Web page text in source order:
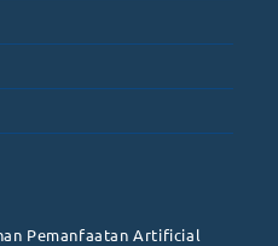
Pemanfaatan Artificial